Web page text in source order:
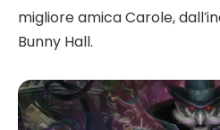
migliore amica Carole,
Bunny Hall.